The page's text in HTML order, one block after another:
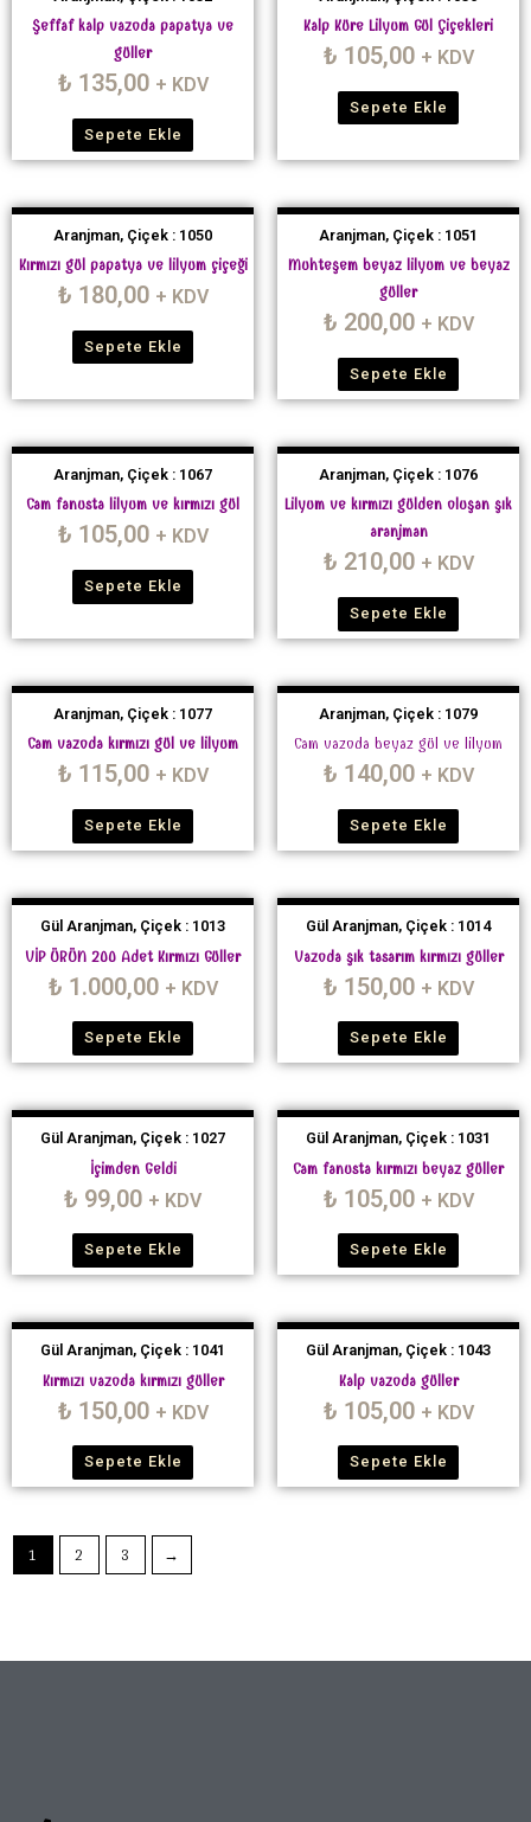
Şeffaf kalp vazoda papatya ve
güller
₺ 135,00 + KDV
Sepete Ekle
Kalp Küre Lilyum Gül Çiçekleri
₺ 105,00 + KDV
Sepete Ekle
Aranjman, Çiçek : 1050
Kırmızı gül papatya ve lilyum çiçeği
₺ 180,00 + KDV
Sepete Ekle
Aranjman, Çiçek : 1051
Muhteşem beyaz lilyum ve beyaz
güller
₺ 200,00 + KDV
Sepete Ekle
Aranjman, Çiçek : 1067
Cam fanusta lilyum ve kırmızı gül
₺ 105,00 + KDV
Sepete Ekle
Aranjman, Çiçek : 1076
Lilyum ve kırmızı gülden oluşan şık
aranjman
₺ 210,00 + KDV
Sepete Ekle
Aranjman, Çiçek : 1077
Cam vazoda kırmızı gül ve lilyum
₺ 115,00 + KDV
Sepete Ekle
Aranjman, Çiçek : 1079
Cam vazoda beyaz gül ve lilyum
₺ 140,00 + KDV
Sepete Ekle
Gül Aranjman, Çiçek : 1013
VİP ÜRÜN 200 Adet Kırmızı Güller
₺ 1.000,00 + KDV
Sepete Ekle
Gül Aranjman, Çiçek : 1014
Vazoda şık tasarım kırmızı güller
₺ 150,00 + KDV
Sepete Ekle
Gül Aranjman, Çiçek : 1027
İçimden Geldi
₺ 99,00 + KDV
Sepete Ekle
Gül Aranjman, Çiçek : 1031
Cam fanusta kırmızı beyaz güller
₺ 105,00 + KDV
Sepete Ekle
Gül Aranjman, Çiçek : 1041
Kırmızı vazoda kırmızı güller
₺ 150,00 + KDV
Sepete Ekle
Gül Aranjman, Çiçek : 1043
Kalp vazoda güller
₺ 105,00 + KDV
Sepete Ekle
1 2 3 →